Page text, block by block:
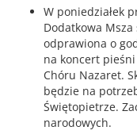
W poniedziałek
Dodatkowa
odprawiona o
na koncert
Chóru Nazaret.
będzie na
Świętopietrze.
narodowych.